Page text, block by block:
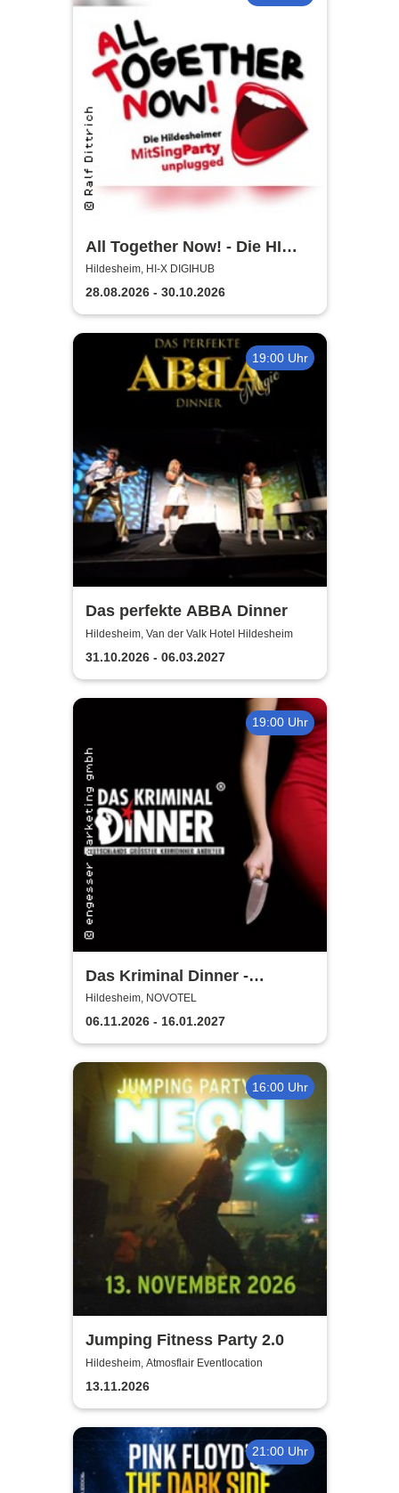
All Together Now! - Die HI
MitSingParty
Hildesheim, HI-X DIGIHUB
28.08.2026 - 30.10.2026
19:00 Uhr
Das perfekte ABBA Dinner
Hildesheim, Van der Valk Hotel Hildesheim
31.10.2026 - 06.03.2027
19:00 Uhr
Das Kriminal Dinner -
Testament à la Carte
Hildesheim, NOVOTEL
06.11.2026 - 16.01.2027
16:00 Uhr
Jumping Fitness Party 2.0
Hildesheim, Atmosflair Eventlocation
13.11.2026
21:00 Uhr